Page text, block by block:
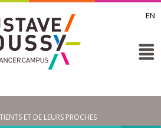
EN
ET DE LEURS PROCHES